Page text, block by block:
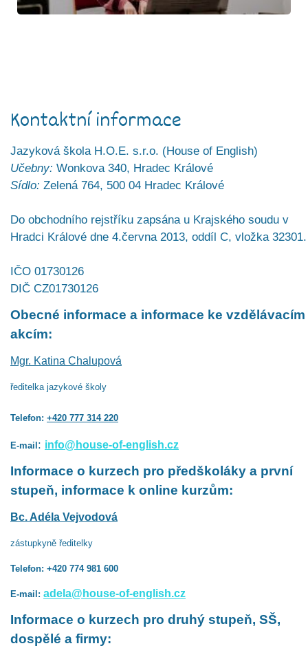
Kontaktní informace
Jazyková škola H.O.E. s.r.o. (House of English)
Učebny: Wonkova 340, Hradec Králové
Sídlo: Zelená 764, 500 04 Hradec Králové
Do obchodního rejstříku zapsána u Krajského soudu v
Hradci Králové dne 4.června 2013, oddíl C, vložka 32301.
IČO 01730126
DIČ CZ01730126
Obecné informace a informace ke vzdělávacím
akcím:
Mgr. Katina Chalupová
ředitelka jazykové školy
Telefon: +420 777 314 220
E-mail: info@house-of-english.cz
Informace o kurzech pro předškoláky a první
stupeň, informace k online kurzům:
Bc. Adéla Vejvodová
zástupkyně ředitelky
Telefon: +420 774 981 600
E-mail: adela@house-of-english.cz
Informace o kurzech pro druhý stupeň, SŠ,
dospělé a firmy: